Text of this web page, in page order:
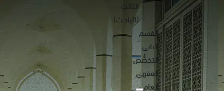
الثالث
(الباحث)
القسم
الثاني:
التخصُّص
الفقهي
العام